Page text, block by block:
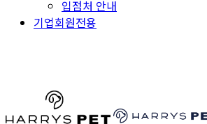
입점처 안내
기업회원전용